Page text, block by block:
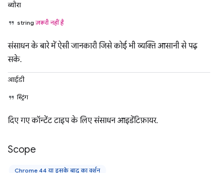
ब्यौरा
stringज़रूरी नहीं है
संसाधन के बारे में ऐसी जानकारी जिसे कोई भी व्यक्ति आसानी से पढ़
सके.
आईडी
स्ट्रिंग
दिए गए कॉन्टेंट टाइप के लिए संसाधन आइडेंटिफ़ायर.
Scope
Chrome 44 या इसके बाद का वर्शन